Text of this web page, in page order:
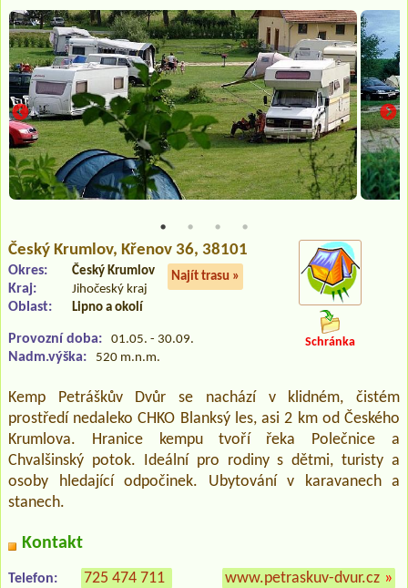
Český Krumlov, Křenov 36, 38101
Najít trasu »
Okres: Český Krumlov
Kraj: Jihočeský kraj
Oblast: Lipno a okolí
Provozní doba: 01.05. - 30.09.
Nadm.výška: 520 m.n.m.
Schránka
Kemp Petráškův Dvůr se nachází v klidném, čistém
prostředí nedaleko CHKO Blanksý les, asi 2 km od Českého
Krumlova. Hranice kempu tvoří řeka Polečnice a
Chvalšinský potok. Ideální pro rodiny s dětmi, turisty a
osoby hledající odpočinek. Ubytování v karavanech a
stanech.
Kontakt
Telefon: 725 474 711 www.petraskuv-dvur.cz »